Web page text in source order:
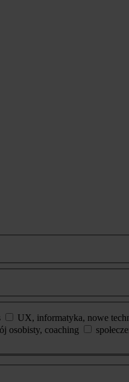
UX, informatyka, nowe
osobisty, coaching